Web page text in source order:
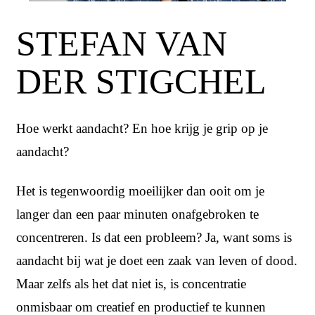
STEFAN VAN
DER STIGCHEL
Hoe werkt aandacht? En hoe krijg je grip op je
aandacht?
Het is tegenwoordig moeilijker dan ooit om je
langer dan een paar minuten onafgebroken te
concentreren. Is dat een probleem? Ja, want soms is
aandacht bij wat je doet een zaak van leven of dood.
Maar zelfs als het dat niet is, is concentratie
onmisbaar om creatief en productief te kunnen